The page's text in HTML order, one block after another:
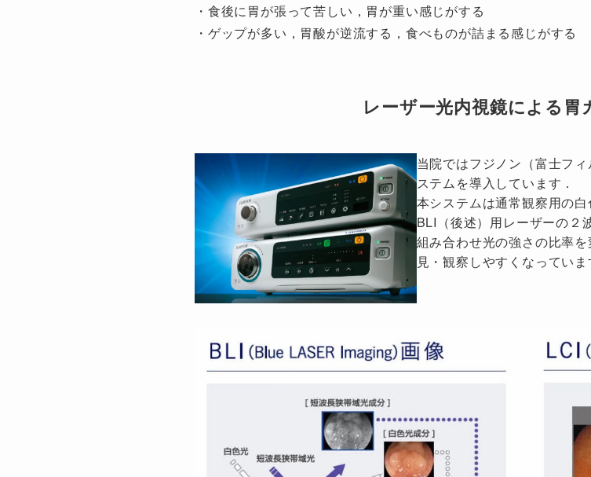
・食後に胃が張って苦しい，胃が重い感じがする
・ゲップが多い，胃酸が逆流する，食べものが詰まる感じがする
レーザー光内視鏡による胃
当院ではフジノン（富士フ
ステムを導入しています．
本システムは通常観察用の
BLI（後述）用レーザーの２
組み合わせ光の強さの比率
見・観察しやすくなっていま